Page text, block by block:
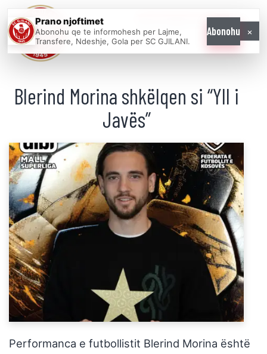
ONE
Blerind Morina shkëlqen si “Yll i
Javës”
Performanca e futbollistit Blerind Morina është
Prano njoftimet
Abonohu qe te informohesh per Lajme,
Transfere, Ndeshje, Gola per SC GJILANI.
Abonohu ×